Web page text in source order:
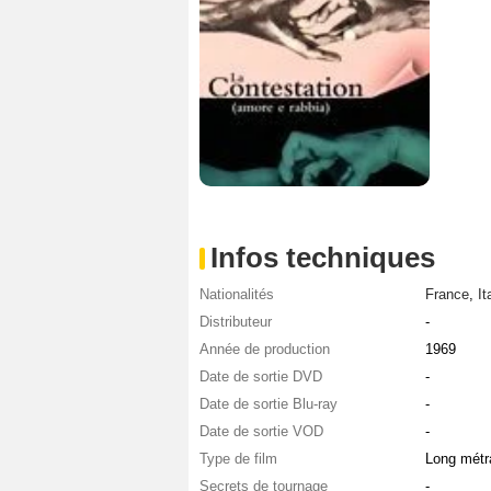
Infos techniques
Nationalités France,
Distributeur
-
Année de production
1969
Date de sortie DVD
-
Date de sortie Blu-ray
-
Date de sortie VOD
-
Type de film
Long
Secrets de tournage
-